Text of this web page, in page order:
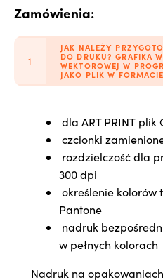
Zamówienia:
JAK NALEŻY
DO DRUKU? GRAFIKA
WEKTOROWEJ W
JAKO PLIK W
dla ART PRINT plik
czcionki
rozdzielczość dla
300 dpi
określenie kolorów
Pantone
nadruk
w pełnych kolorach
Nadruk na